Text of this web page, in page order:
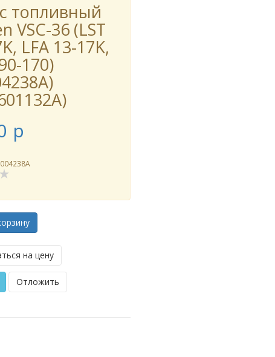
топливный
VSC-36 (LST
LFA 13-17K,
170)
p
на цену
Отложить